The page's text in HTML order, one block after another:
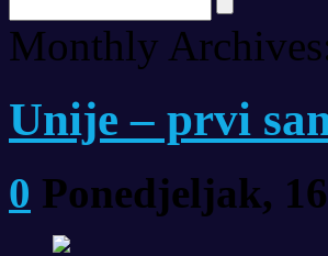
Monthly
Unije – prvi
0 Ponedjeljak,